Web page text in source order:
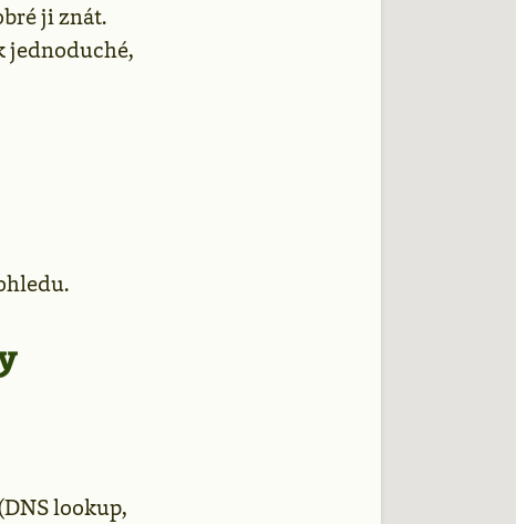
ji znát.
jednoduché,
lookup,